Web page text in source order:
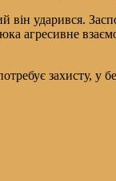
він ударився.
агресивне
захисту, у